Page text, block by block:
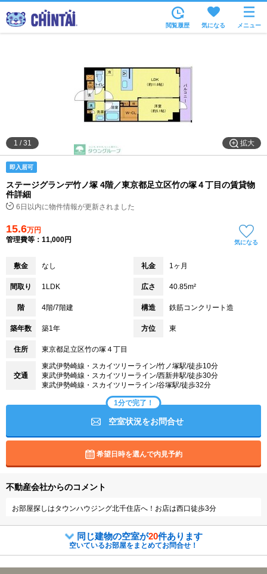
家賃相場から
通勤通学時間から
閲覧履歴 気になる メニュー
拡大
1 /31
即入居可
ステージグランデ竹ノ塚 4階／東京都足立区竹の塚４丁目の賃貸物
件詳細
6日以内に物件情報が更新されました
15.6万円
管理費等：11,000円
気になる
敷金 なし 礼金 1ヶ月
間取り 1LDK 広さ 40.85m²
階 4階/7階建 構造 鉄筋コンクリート造
築年数 築1年 方位 東
住所 東京都足立区竹の塚４丁目
交通
東武伊勢崎線・スカイツリーライン/竹ノ塚駅/徒歩10分
東武伊勢崎線・スカイツリーライン/西新井駅/徒歩30分
東武伊勢崎線・スカイツリーライン/谷塚駅/徒歩32分
1分で完了！
空室状況をお問合せ
希望日時を選んで内見予約
不動産会社からのコメント
お部屋探しはタウンハウジング北千住店へ！お店は西口徒歩3分
同じ建物の空室が20件あります
空いているお部屋をまとめてお問合せ！